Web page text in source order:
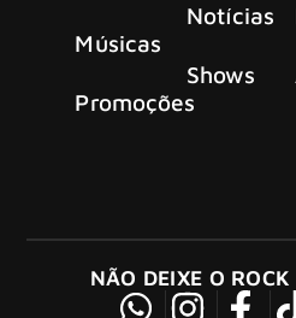
Músicas
Promoções
Notícias
Shows
NÃO DEIXE O